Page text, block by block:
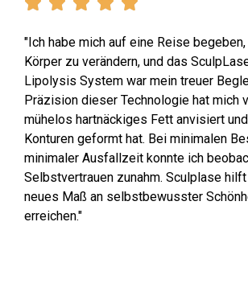
"Ich habe mich auf eine Reise
Körper zu verändern, und das
Lipolysis System war mein treuer
Präzision dieser Technologie hat mich
mühelos hartnäckiges Fett anvisiert
Konturen geformt hat. Bei minimalen
minimaler Ausfallzeit konnte ich
Selbstvertrauen zunahm. Sculplase
neues Maß an selbstbewusster
erreichen."